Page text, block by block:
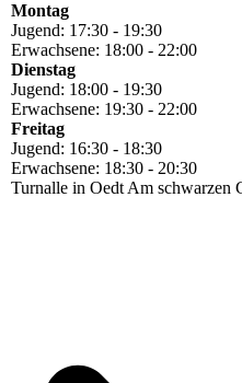
Montag
Jugend: 17:30 - 19:30
Erwachsene: 18:00 - 22:00
Dienstag
Jugend: 18:00 - 19:30
Erwachsene: 19:30 - 22:00
Freitag
Jugend: 16:30 - 18:30
Erwachsene: 18:30 - 20:30
Turnalle in Oedt Am schwarzen